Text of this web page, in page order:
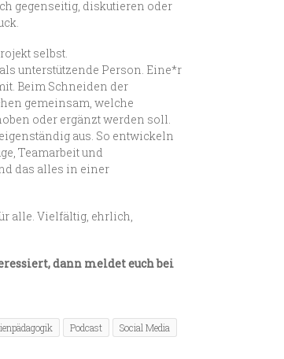
gegenseitig, diskutieren oder
selbst.
unterstützende Person. Eine*r
Beim Schneiden der
gemeinsam, welche
oder ergänzt werden soll.
aus. So entwickeln
Teamarbeit und
das alles in einer
alle. Vielfältig, ehrlich,
dann meldet euch bei
Podcast Social Media